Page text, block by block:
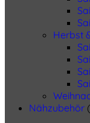
Herbst
Nähzubehör